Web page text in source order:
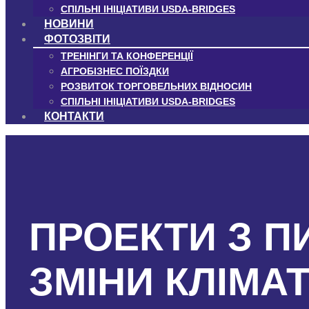
СПІЛЬНІ ІНІЦІАТИВИ USDA-BRIDGES
НОВИНИ
ФОТОЗВІТИ
ТРЕНІНГИ ТА КОНФЕРЕНЦІЇ
АГРОБІЗНЕС ПОЇЗДКИ
РОЗВИТОК ТОРГОВЕЛЬНИХ ВІДНОСИН
СПІЛЬНІ ІНІЦІАТИВИ USDA-BRIDGES
КОНТАКТИ
ПРОЕКТИ З
ЗМІНИ